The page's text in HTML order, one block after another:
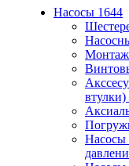
Насосы 1644
втулки)
Насосы